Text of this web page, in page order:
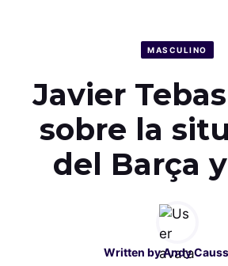
MASCULINO
Javier
sobre la
del Barça
Written byAndy